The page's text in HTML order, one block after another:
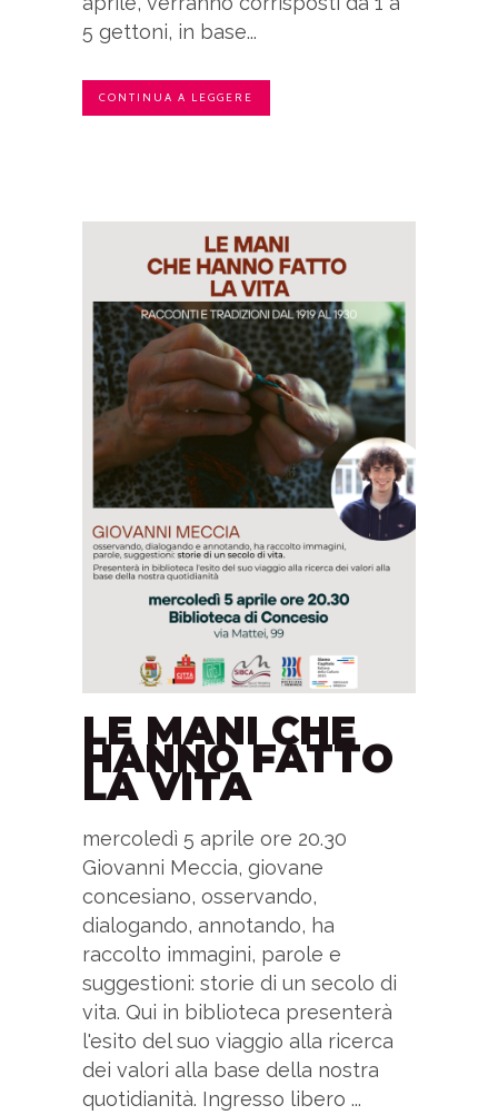
5 gettoni, in base...
CONTINUA A LEGGERE
LE MANI CHE
HANNO FATTO
LA VITA
mercoledì 5 aprile ore 20.30
Giovanni Meccia, giovane
concesiano, osservando,
dialogando, annotando, ha
raccolto immagini, parole e
suggestioni: storie di un secolo di
vita. Qui in biblioteca presenterà
l'esito del suo viaggio alla ricerca
dei valori alla base della nostra
quotidianità. Ingresso libero ...